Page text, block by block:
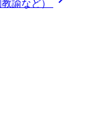
諭など）